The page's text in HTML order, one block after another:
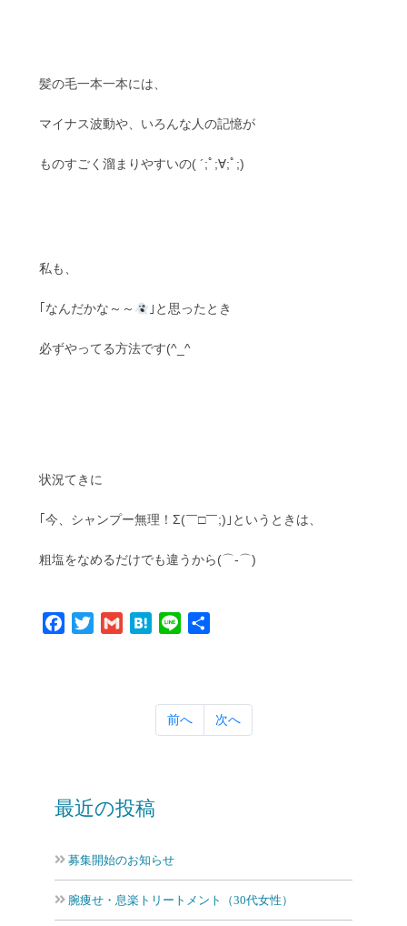
髪の毛一本一本には、
マイナス波動や、いろんな人の記憶が
ものすごく溜まりやすいの( ´;ﾟ;∀;ﾟ;)
私も、
｢なんだかな～～ ｣と思ったとき
必ずやってる方法です(^_^
状況てきに
｢今、シャンプー無理！Σ(￣□￣;)｣というときは、
粗塩をなめるだけでも違うから(⌒‐⌒)
Facebook
TwitterGmail Hatena
Line
前へ 次へ
最近の投稿
募集開始のお知らせ
腕痩せ・息楽トリートメント（30代女性）